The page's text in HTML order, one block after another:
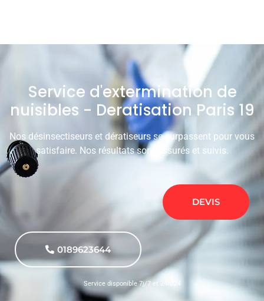
Service d'extermination de
nuisibles - Deratisation Paris 19
Nos désinsectiseurs et dératiseurs se surpassent pour vous
satisfaire. Nos résultats sont assurés et suivis.
DEVIS
0189623644
Service disponible 7j/7 et 24h/24